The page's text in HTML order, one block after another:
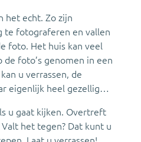
het echt. Zo zijn
te fotograferen en vallen
foto. Het huis kan veel
foto’s genomen in een
u verrassen, de
eigenlijk heel gezellig…
u gaat kijken. Overtreft
het tegen? Dat kunt u